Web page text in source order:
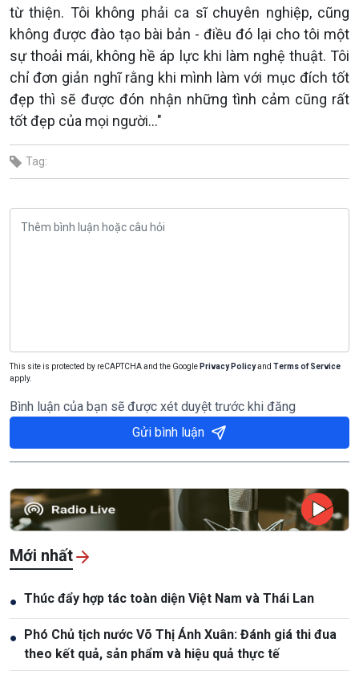
từ thiện. Tôi không phải ca sĩ chuyên nghiệp, cũng
không được đào tạo bài bản - điều đó lại cho tôi một
sự thoải mái, không hề áp lực khi làm nghệ thuật. Tôi
chỉ đơn giản nghĩ rằng khi mình làm với mục đích tốt
đẹp thì sẽ được đón nhận những tình cảm cũng rất
tốt đẹp của mọi người..."
Tag:
This site is protected by reCAPTCHA and the Google Privacy Policyand Terms of Service
apply.
Bình luận của bạn sẽ được xét duyệt trước khi đăng
Gửi bình luận
Mới nhất
● Thúc đẩy hợp tác toàn diện Việt Nam và Thái Lan
● Phó Chủ tịch nước Võ Thị Ánh Xuân: Đánh giá thi đua
theo kết quả, sản phẩm và hiệu quả thực tế